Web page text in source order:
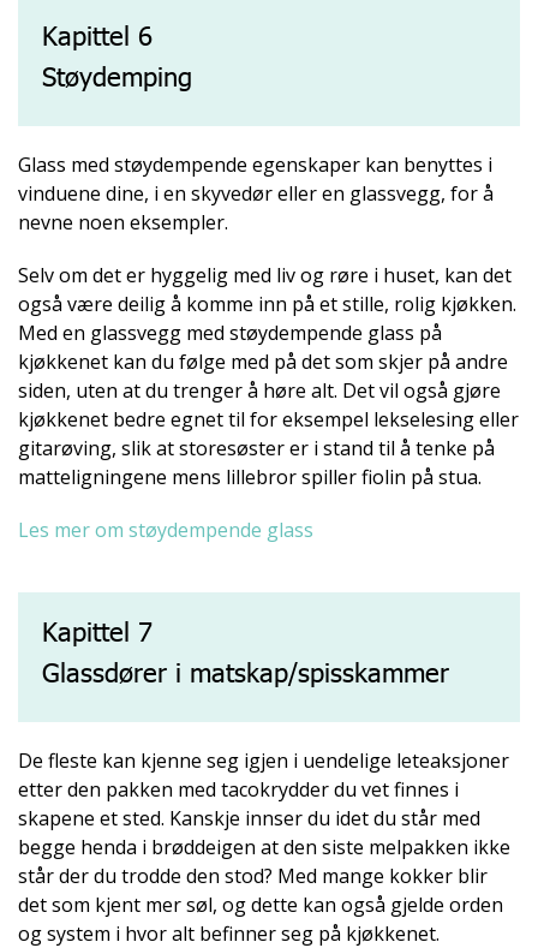
Kapittel 6
Støydemping
Glass med støydempende egenskaper kan benyttes i
vinduene dine, i en skyvedør eller en glassvegg, for å
nevne noen eksempler.
Selv om det er hyggelig med liv og røre i huset, kan det
også være deilig å komme inn på et stille, rolig kjøkken.
Med en glassvegg med støydempende glass på
kjøkkenet kan du følge med på det som skjer på andre
siden, uten at du trenger å høre alt. Det vil også gjøre
kjøkkenet bedre egnet til for eksempel lekselesing eller
gitarøving, slik at storesøster er i stand til å tenke på
matteligningene mens lillebror spiller fiolin på stua.
Les mer om støydempende glass
Kapittel 7
Glassdører i matskap/spisskammer
De fleste kan kjenne seg igjen i uendelige leteaksjoner
etter den pakken med tacokrydder du vet finnes i
skapene et sted. Kanskje innser du idet du står med
begge henda i brøddeigen at den siste melpakken ikke
står der du trodde den stod? Med mange kokker blir
det som kjent mer søl, og dette kan også gjelde orden
og system i hvor alt befinner seg på kjøkkenet.